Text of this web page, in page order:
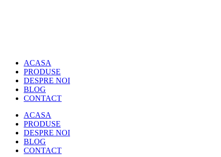
ACASA
PRODUSE
DESPRE NOI
BLOG
CONTACT
ACASA
PRODUSE
DESPRE NOI
BLOG
CONTACT